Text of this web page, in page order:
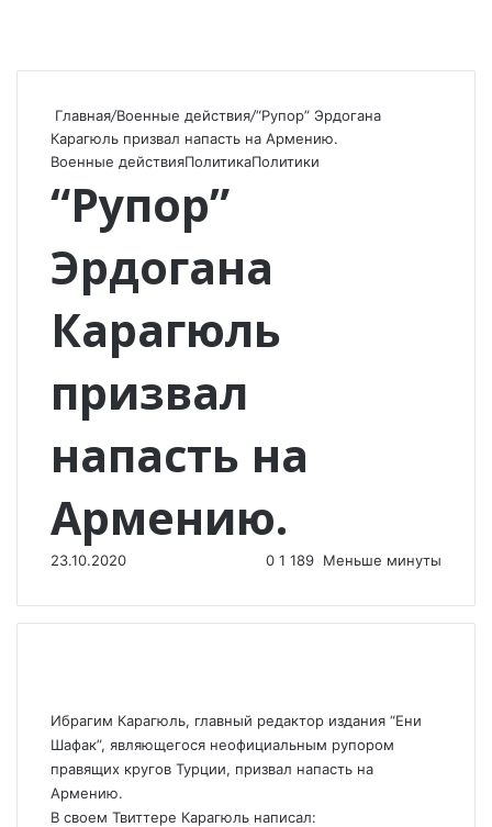
Главная/Военные действия/“Рупор” Эрдогана
Карагюль призвал напасть на Армению.
Военные действияПолитикаПолитики
“Рупор”
Эрдогана
Карагюль
призвал
напасть на
Армению.
23.10.2020 0 1 189 Меньше минуты
Ибрагим Карагюль, главный редактор издания “Ени
Шафак”, являющегося неофициальным рупором
правящих кругов Турции, призвал напасть на
Армению.
В своем Твиттере Карагюль написал: